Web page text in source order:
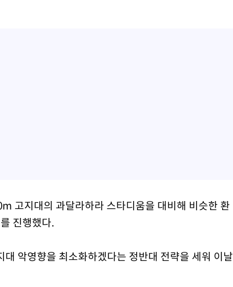
고지대의 과달라하라 스타디움을 대비해 비슷한 환
진행했다.
악영향을 최소화하겠다는 정반대 전략을 세워 이날